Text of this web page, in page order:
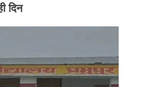
दिन